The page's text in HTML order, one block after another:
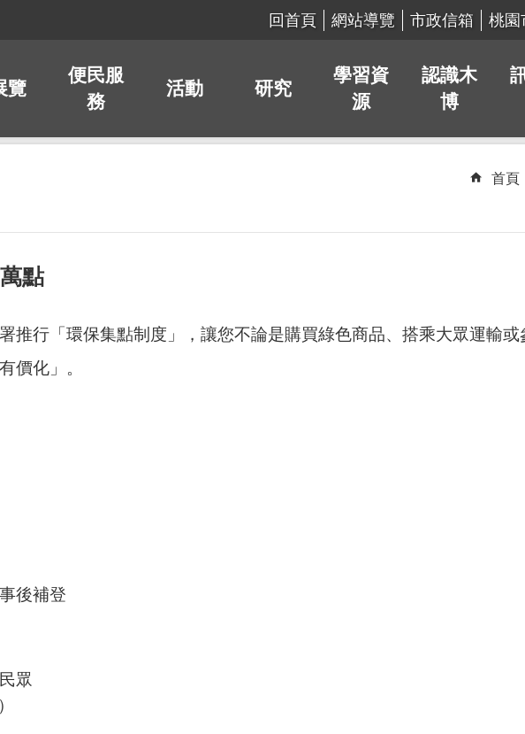
回首頁 網站導覽 市政信箱 桃園
覽
便民服
務
活動 研究
學習資
源
認識木
博
首頁
點
推行「環保集點制度」，讓您不論是購買綠色商品、搭乘大眾運輸
價化」。
後補登
眾